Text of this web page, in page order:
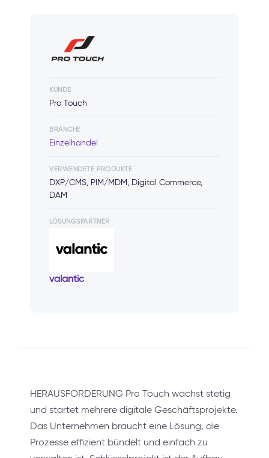
KUNDE
Pro Touch
BRANCHE
Einzelhandel
VERWENDETE PRODUKTE
DXP/CMS, PIM/MDM, Digital Commerce,
DAM
LÖSUNGSPARTNER
valantic
HERAUSFORDERUNG Pro Touch wächst stetig
und startet mehrere digitale Geschäftsprojekte.
Das Unternehmen braucht eine Lösung, die
Prozesse effizient bündelt und einfach zu